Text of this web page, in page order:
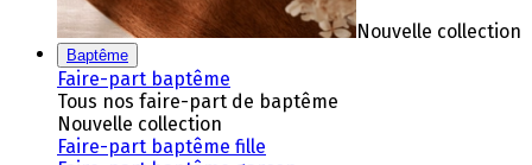
Nouvelle collection
Baptême
Faire-part baptême
Tous nos faire-part de baptême
Nouvelle collection
Faire-part baptême fille